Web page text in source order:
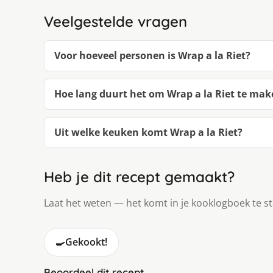
Veelgestelde vragen
Voor hoeveel personen is Wrap a la Riet?
Hoe lang duurt het om Wrap a la Riet te
Uit welke keuken komt Wrap a la Riet?
Heb je dit recept gemaakt?
Laat het weten — het komt in je kooklogboek te
🍳Gekookt!